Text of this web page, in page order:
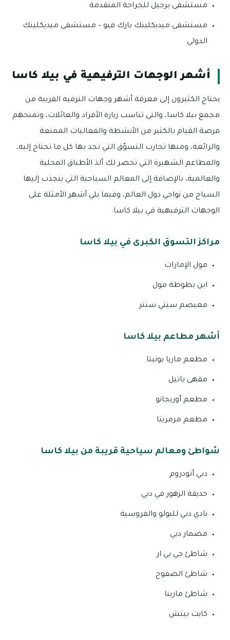
مستشفى برجيل للجراحة المتقدمة
مستشفى ميديكلينك بارك فيو – مستشفى ميديكلينك
الدولي
أشهر الوجهات الترفيهية في بيلا كاسا
يحتاج الكثيرون إلى معرفة أشهر وجهات الترفيه القريبة من
مجمع بيلا كاسا، والتي تناسب زيارة الأفراد والعائلات، وتمنحهم
فرصة القيام بالكثير من الأنشطة والفعاليات الممتعة
والرائعة، ومنها تجارب التسوّق التي تجد بها كل ما تحتاج إليه،
والمطاعم الشهيرة التي تحضر لك ألذ الأطباق المحلية
والعالمية، بالإضافة إلى المعالم السياحية التي ينجذب إليها
السياح من نواحي دول العالم، وفيما يلي أشهر الأمثلة على
الوجهات الترفيهية في بيلا كاسا:
مراكز التسوق الكبرى في بيلا كاسا
مول الإمارات
ابن بطوطة مول
معيصم سيتي سنتر
أشهر مطاعم بيلا كاسا
مطعم ماريا بونيتا
مقهى باتيل
مطعم أوريجانو
مطعم مرمريتا
شواطئ ومعالم سياحية قريبة من بيلا كاسا
دبي أتودروم
حديقة الزهور في دبي
نادي دبي للبولو والفروسية
مضمار دبي
شاطئ جي بي ار
شاطئ الصفوح
شاطئ مارينا
كايت بيتش